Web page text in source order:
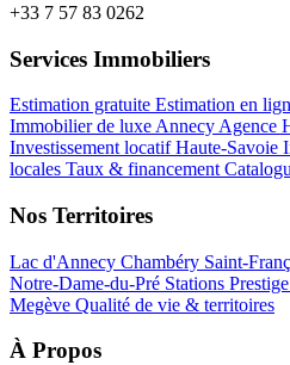
+33 7 57 83 0262
Services Immobiliers
Estimation gratuite Estimation en
Immobilier de luxe Annecy Agence
Investissement locatif Haute-Savoie
locales Taux & financement
Nos Territoires
Lac d'Annecy Chambéry Saint-
Notre-Dame-du-Pré Stations Prestige
Megève Qualité de vie & territoires
À Propos